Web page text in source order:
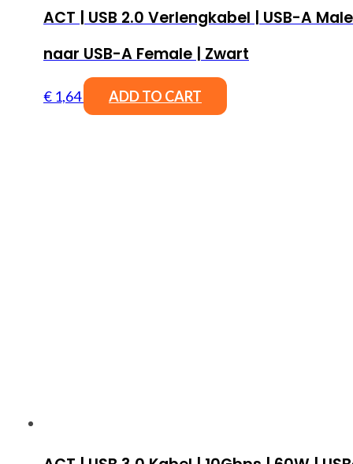
ACT | USB 2.0 Verlengkabel | USB-A Male
naar USB-A Female | Zwart
€ 1,64 ADD TO CART